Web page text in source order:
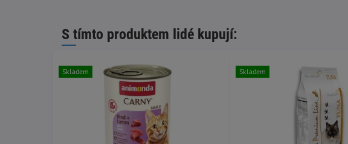
S tímto produktem lidé kupují:
Skladem Skladem